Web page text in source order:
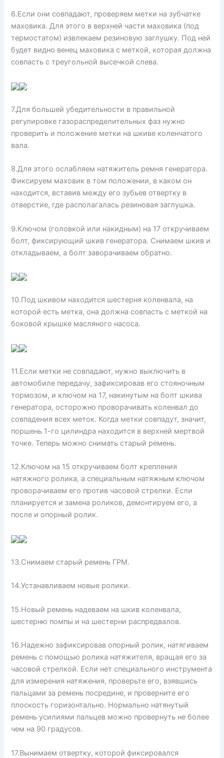
6.Если они совпадают, проверяем метки на зубчатке
маховика. Для этого в верхней части маховика (под
термостатом) извлекаем резиновую заглушку. Под ней
будет видно венец маховика с меткой, которая должна
совпасть с треугольной высечкой слева.
7.Для большей убедительности в правильной
регулировке газораспределительных фаз нужно
проверить и положение метки на шкиве коленчатого
вала.
8.Для этого ослабляем натяжитель ремня генератора.
Фиксируем маховик в том положении, в каком он
находится, вставив между его зубьев отвертку в
отверстие, где располагалась резиновая заглушка.
9.Ключом (головкой или накидным) на 17 откручиваем
болт, фиксирующий шкив генератора. Снимаем шкив и
откладываем, а болт заворачиваем обратно.
10.Под шкивом находится шестерня коленвала, на
которой есть метка, она должна совпасть с меткой на
боковой крышке масляного насоса.
11.Если метки не совпадают, нужно выключить в
автомобиле передачу, зафиксировав его стояночным
тормозом, и ключом на 17, накинутым на болт шкива
генератора, осторожно проворачивать коленвал до
совпадения всех меток. Когда метки совпадут, значит,
поршень 1-го цилиндра находится в верхней мертвой
точке. Теперь можно снимать старый ремень.
12.Ключом на 15 откручиваем болт крепления
натяжного ролика, а специальным натяжным ключом
проворачиваем его против часовой стрелки. Если
планируется и замена роликов, демонтируем его, а
после и опорный ролик.
13.Снимаем старый ремень ГРМ.
14.Устанавливаем новые ролики.
15.Новый ремень надеваем на шкив коленвала,
шестерню помпы и на шестерни распредвалов.
16.Надежно зафиксировав опорный ролик, натягиваем
ремень с помощью ролика натяжителя, вращая его за
часовой стрелкой. Если нет специального инструмента
для измерения натяжения, проверьте его, взявшись
пальцами за ремень посредине, и проверните его
плоскость горизонтально. Нормально натянутый
ремень усилиями пальцев можно провернуть не более
чем на 90 градусов.
17.Вынимаем отвертку, которой фиксировался